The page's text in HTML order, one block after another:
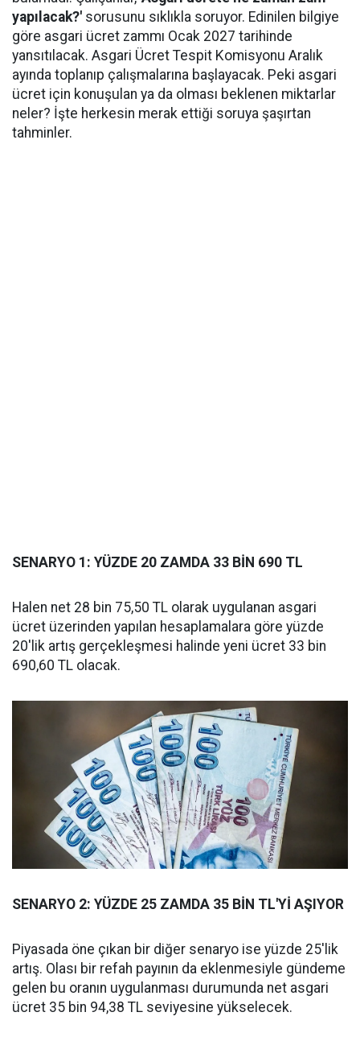
yapılacak?' sorusunu sıklıkla soruyor. Edinilen bilgiye
göre asgari ücret zammı Ocak 2027 tarihinde
yansıtılacak. Asgari Ücret Tespit Komisyonu Aralık
ayında toplanıp çalışmalarına başlayacak. Peki asgari
ücret için konuşulan ya da olması beklenen miktarlar
neler? İşte herkesin merak ettiği soruya şaşırtan
tahminler.
SENARYO 1: YÜZDE 20 ZAMDA 33 BİN 690 TL
Halen net 28 bin 75,50 TL olarak uygulanan asgari
ücret üzerinden yapılan hesaplamalara göre yüzde
20'lik artış gerçekleşmesi halinde yeni ücret 33 bin
690,60 TL olacak.
SENARYO 2: YÜZDE 25 ZAMDA 35 BİN TL'Yİ AŞIYOR
Piyasada öne çıkan bir diğer senaryo ise yüzde 25'lik
artış. Olası bir refah payının da eklenmesiyle gündeme
gelen bu oranın uygulanması durumunda net asgari
ücret 35 bin 94,38 TL seviyesine yükselecek.